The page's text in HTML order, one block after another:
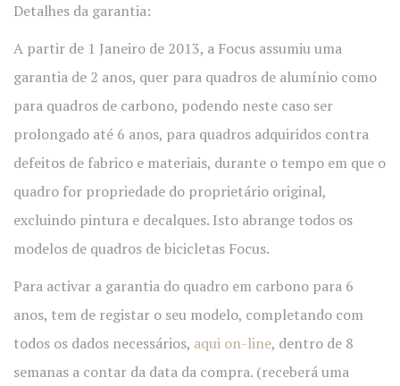
Detalhes da garantia:
A partir de 1 Janeiro de 2013, a Focus assumiu uma
garantia de 2 anos, quer para quadros de alumínio como
para quadros de carbono, podendo neste caso ser
prolongado até 6 anos, para quadros adquiridos contra
defeitos de fabrico e materiais, durante o tempo em que o
quadro for propriedade do proprietário original,
excluindo pintura e decalques. Isto abrange todos os
modelos de quadros de bicicletas Focus.
Para activar a garantia do quadro em carbono para 6
anos, tem de registar o seu modelo, completando com
todos os dados necessários, aqui on-line, dentro de 8
semanas a contar da data da compra. (receberá uma